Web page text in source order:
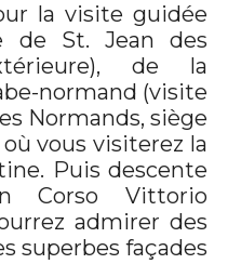
la visite guidée
de St. Jean des
de la
normand (visite
Normands, siège
vous visiterez la
Puis descente
Corso Vittorio
admirer des
superbes façades